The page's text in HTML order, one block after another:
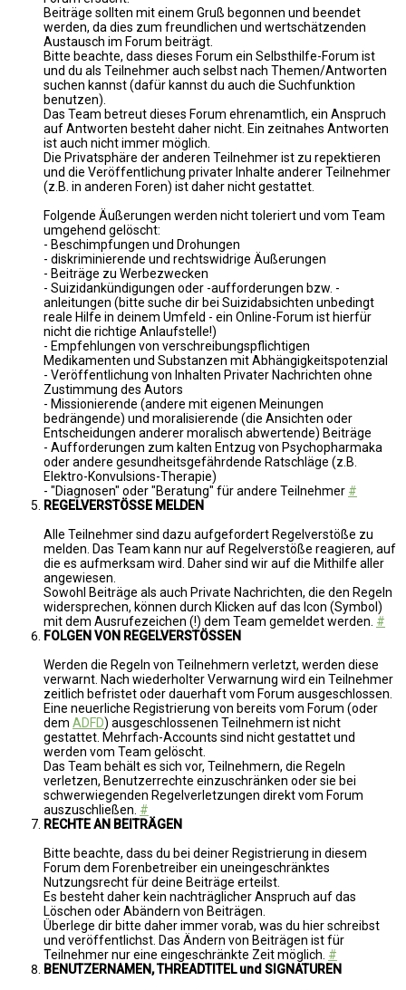
Beiträge sollten mit einem Gruß begonnen und beendet
werden, da dies zum freundlichen und wertschätzenden
Austausch im Forum beiträgt.
Bitte beachte, dass dieses Forum ein Selbsthilfe-Forum ist
und du als Teilnehmer auch selbst nach Themen/Antworten
suchen kannst (dafür kannst du auch die Suchfunktion
benutzen).
Das Team betreut dieses Forum ehrenamtlich, ein Anspruch
auf Antworten besteht daher nicht. Ein zeitnahes Antworten
ist auch nicht immer möglich.
Die Privatsphäre der anderen Teilnehmer ist zu repektieren
und die Veröffentlichung privater Inhalte anderer Teilnehmer
(z.B. in anderen Foren) ist daher nicht gestattet.
Folgende Äußerungen werden nicht toleriert und vom Team
umgehend gelöscht:
- Beschimpfungen und Drohungen
- diskriminierende und rechtswidrige Äußerungen
- Beiträge zu Werbezwecken
- Suizidankündigungen oder -aufforderungen bzw. -
anleitungen (bitte suche dir bei Suizidabsichten unbedingt
reale Hilfe in deinem Umfeld - ein Online-Forum ist hierfür
nicht die richtige Anlaufstelle!)
- Empfehlungen von verschreibungspflichtigen
Medikamenten und Substanzen mit Abhängigkeitspotenzial
- Veröffentlichung von Inhalten Privater Nachrichten ohne
Zustimmung des Autors
- Missionierende (andere mit eigenen Meinungen
bedrängende) und moralisierende (die Ansichten oder
Entscheidungen anderer moralisch abwertende) Beiträge
- Aufforderungen zum kalten Entzug von Psychopharmaka
oder andere gesundheitsgefährdende Ratschläge (z.B.
Elektro-Konvulsions-Therapie)
- "Diagnosen" oder "Beratung" für andere Teilnehmer #
REGELVERSTÖSSE MELDEN
Alle Teilnehmer sind dazu aufgefordert Regelverstöße zu
melden. Das Team kann nur auf Regelverstöße reagieren, auf
die es aufmerksam wird. Daher sind wir auf die Mithilfe aller
angewiesen.
Sowohl Beiträge als auch Private Nachrichten, die den Regeln
widersprechen, können durch Klicken auf das Icon (Symbol)
mit dem Ausrufezeichen (!) dem Team gemeldet werden. #
FOLGEN VON REGELVERSTÖSSEN
Werden die Regeln von Teilnehmern verletzt, werden diese
verwarnt. Nach wiederholter Verwarnung wird ein Teilnehmer
zeitlich befristet oder dauerhaft vom Forum ausgeschlossen.
Eine neuerliche Registrierung von bereits vom Forum (oder
dem ADFD) ausgeschlossenen Teilnehmern ist nicht
gestattet. Mehrfach-Accounts sind nicht gestattet und
werden vom Team gelöscht.
Das Team behält es sich vor, Teilnehmern, die Regeln
verletzen, Benutzerrechte einzuschränken oder sie bei
schwerwiegenden Regelverletzungen direkt vom Forum
auszuschließen. #
RECHTE AN BEITRÄGEN
Bitte beachte, dass du bei deiner Registrierung in diesem
Forum dem Forenbetreiber ein uneingeschränktes
Nutzungsrecht für deine Beiträge erteilst.
Es besteht daher kein nachträglicher Anspruch auf das
Löschen oder Abändern von Beiträgen.
Überlege dir bitte daher immer vorab, was du hier schreibst
und veröffentlichst. Das Ändern von Beiträgen ist für
Teilnehmer nur eine eingeschränkte Zeit möglich. #
BENUTZERNAMEN, THREADTITEL und SIGNATUREN